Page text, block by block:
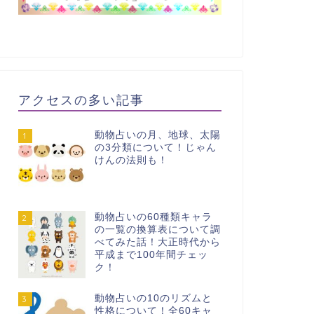
アクセスの多い記事
1
動物占いの月、地球、太陽
の3分類について！じゃん
けんの法則も！
2
動物占いの60種類キャラ
の一覧の換算表について調
べてみた話！大正時代から
平成まで100年間チェッ
ク！
3
動物占いの10のリズムと
性格について！全60キャ